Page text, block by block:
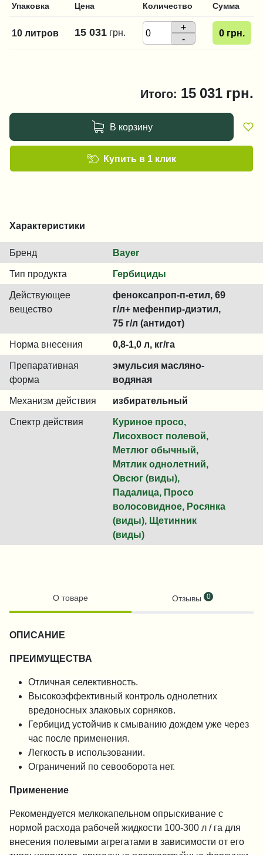
Упаковка Цена Количество Сумма
10 литров 15 031 грн.
+
-
0 грн.
Итого: 15 031 грн.
В корзину
Купить в 1 клик
Характеристики
Бренд Bayer
Тип продукта Гербициды
Действующее
вещество
феноксапроп-п-етил, 69
г/л+ мефенпир-диэтил,
75 г/л (антидот)
Норма внесения 0,8-1,0 л, кг/га
Препаративная
форма
эмульсия масляно-
водяная
Механизм действия избирательный
Спектр действия
Куpинoe пpoco,
Лиcoxвocт пoлeвoй,
Мeтлюг oбычный,
Мятлик oднoлeтний,
Oвcюг (виды),
Пaдaлицa, Пpoco
вoлocoвиднoe, Рocянкa
(виды), Щeтинник
(виды)
О товаре Отзывы 0
ОПИСАНИЕ
ПРЕИМУЩЕСТВА
Отличная селективность.
Высокоэффективный контроль однолетних
вредоносных злаковых сорняков.
Гербицид устойчив к смыванию дождем уже через
час после применения.
Легкость в использовании.
Ограничений по севооборота нет.
Применение
Рекомендуется мелкокапельном опрыскивание с
нормой расхода рабочей жидкости 100-300 л / га для
внесения полевыми агрегатами в зависимости от его